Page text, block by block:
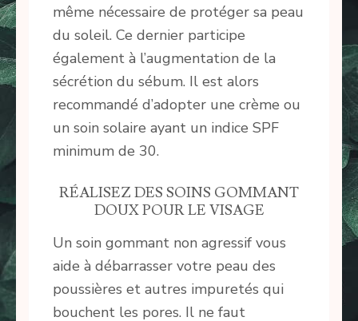
même nécessaire de protéger sa peau
du soleil. Ce dernier participe
également à l’augmentation de la
sécrétion du sébum. Il est alors
recommandé d’adopter une crème ou
un soin solaire ayant un indice SPF
minimum de 30.
RÉALISEZ DES SOINS GOMMANT
DOUX POUR LE VISAGE
Un soin gommant non agressif vous
aide à débarrasser votre peau des
poussières et autres impuretés qui
bouchent les pores. Il ne faut